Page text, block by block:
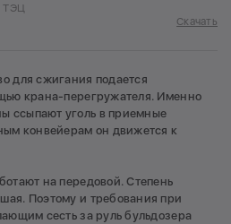
ТЭЦ
Скачать
для сжигания подается
крана-перегружателя. Именно
ссыпают уголь в приемные
конвейерам он движется к
на передовой. Степень
Поэтому и требования при
сесть за руль бульдозера